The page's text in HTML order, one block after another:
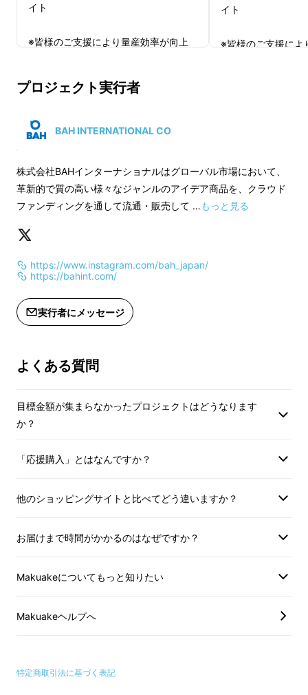
イト
※皆様のご支援により量産効率が向上
※ご注文状況、使用部材の供給状況、
遅れる場合があります。
イト
※皆様のご支援によ
プロジェクト実行者
BAH INTERNATIONAL CO
株式会社BAHインターナショナルはグローバル市場において、
革新的で質の高い様々なジャンルのアイデア商品を、クラウド
ファンディングを通して流通・販売して …もっと見る
https://www.instagram.com/bah_japan/
https://bahint.com/
実行者にメッセージ
よくある質問
目標金額が集まらなかったプロジェクトはどうなります
か？
「応援購入」とはなんですか？
他のショッピングサイトと比べてどう違いますか？
お届けまで時間がかかるのはなぜですか？
Makuakeについてもっと知りたい
Makuakeヘルプへ
特定商取引法に基づく表記